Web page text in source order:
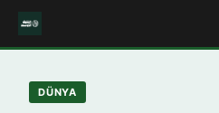
DÜNYA